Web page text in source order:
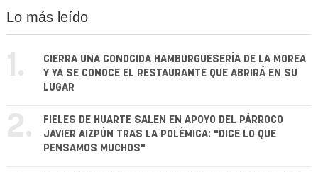
Lo más leído
1.
CIERRA UNA CONOCIDA HAMBURGUESERÍA DE LA MOREA
Y YA SE CONOCE EL RESTAURANTE QUE ABRIRÁ EN SU
LUGAR
2.
FIELES DE HUARTE SALEN EN APOYO DEL PÁRROCO
JAVIER AIZPÚN TRAS LA POLÉMICA: "DICE LO QUE
PENSAMOS MUCHOS"